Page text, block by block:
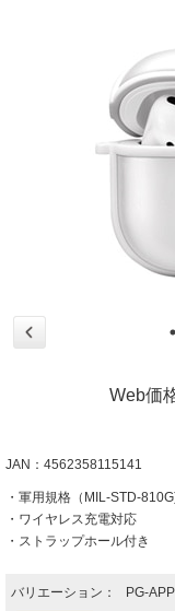
Web価
JAN：4562358115141
・軍用規格（MIL-STD-
・ワイヤレス充電対応
・ストラップホール付き
バリエーション： PG-